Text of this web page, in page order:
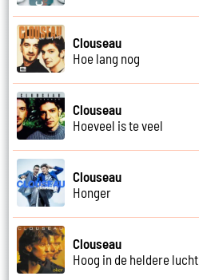
Clouseau
Hoe lang nog
Clouseau
Hoeveel is te veel
Clouseau
Honger
Clouseau
Hoog in de heldere lucht